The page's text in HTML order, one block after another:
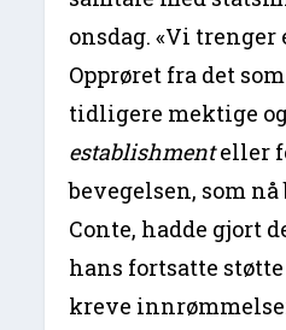
onsdag. «Vi trenger
Opprøret fra det
tidligere mektige
establishmenteller
bevegelsen, som
Conte, hadde gjort
hans fortsatte
kreve